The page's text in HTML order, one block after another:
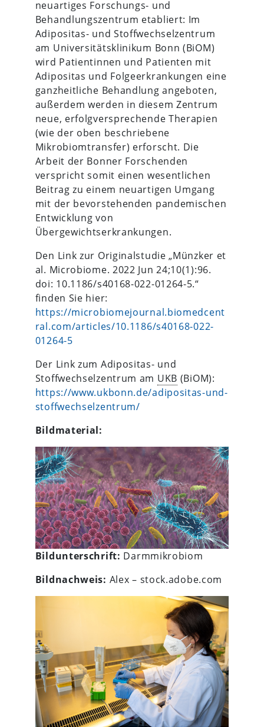
neuartiges Forschungs- und
Behandlungszentrum etabliert: Im
Adipositas- und Stoffwechselzentrum
am Universitätsklinikum Bonn (BiOM)
wird Patientinnen und Patienten mit
Adipositas und Folgeerkrankungen eine
ganzheitliche Behandlung angeboten,
außerdem werden in diesem Zentrum
neue, erfolgversprechende Therapien
(wie der oben beschriebene
Mikrobiomtransfer) erforscht. Die
Arbeit der Bonner Forschenden
verspricht somit einen wesentlichen
Beitrag zu einem neuartigen Umgang
mit der bevorstehenden pandemischen
Entwicklung von
Übergewichtserkrankungen.
Den Link zur Originalstudie „Münzker et
al. Microbiome. 2022 Jun 24;10(1):96.
doi: 10.1186/s40168-022-01264-5.“
finden Sie hier:
https://microbiomejournal.biomedcent
ral.com/articles/10.1186/s40168-022-
01264-5
Der Link zum Adipositas- und
Stoffwechselzentrum am UKB (BiOM):
https://www.ukbonn.de/adipositas-und-
stoffwechselzentrum/
Bildmaterial:
Bildunterschrift: Darmmikrobiom
Bildnachweis: Alex – stock.adobe.com